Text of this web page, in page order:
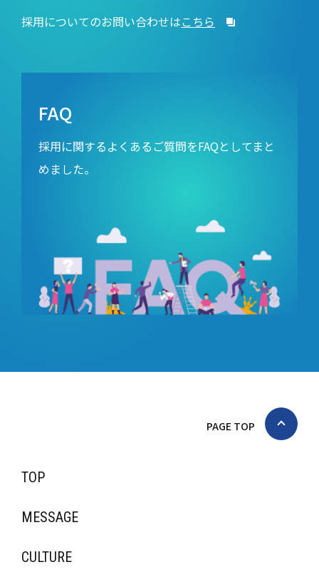
採用についてのお問い合わせはこちら
FAQ
採用に関するよくあるご質問をFAQとしてまと
めました。
PAGE TOP
TOP
MESSAGE
CULTURE